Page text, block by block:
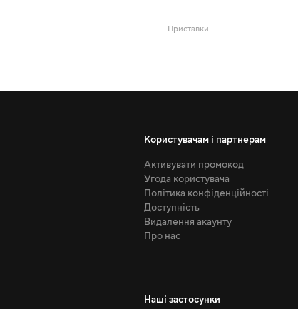
Приставки
Користувачам і партнерам
Активувати промокод
Угода користувача
Політика конфіденційності
Доступність
Видалення акаунту
Про нас
Наші застосунки